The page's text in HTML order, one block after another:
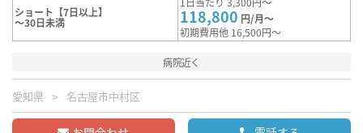
ショート【7日以上】
～30日未満 118,800 円/月～
初期費用他 16,500円～
病院近く
愛知県 名古屋市中村区